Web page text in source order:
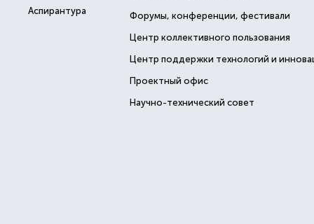
Аспирантура Форумы, конференции, фестивали
Центр коллективного пользования
Центр поддержки технологий и
Проектный офис
Научно-технический совет